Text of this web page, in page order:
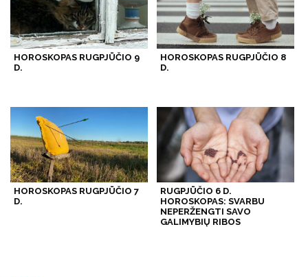
HOROSKOPAS RUGPJŪČIO 9
D.
HOROSKOPAS RUGPJŪČIO 8
D.
HOROSKOPAS RUGPJŪČIO 7
D.
RUGPJŪČIO 6 D.
HOROSKOPAS: SVARBU
NEPERŽENGTI SAVO
GALIMYBIŲ RIBOS